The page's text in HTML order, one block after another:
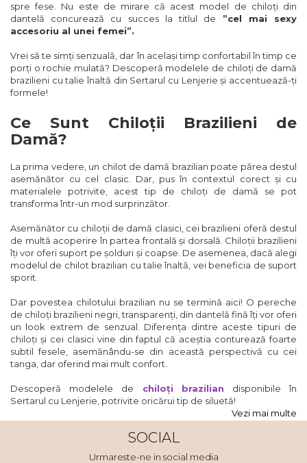
spre fese. Nu este de mirare că acest model de chiloți din
dantelă concurează cu succes la titlul de ”cel mai sexy
accesoriu al unei femei”.
Vrei să te simți senzuală, dar în același timp confortabil în timp ce
porți o rochie mulată? Descoperă modelele de chiloți de damă
brazilieni cu talie înaltă din Sertarul cu Lenjerie și accentuează-ți
formele!
Ce Sunt Chiloții Brazilieni de
Damă?
La prima vedere, un chilot de damă brazilian poate părea destul
asemănător cu cel clasic. Dar, pus în contextul corect și cu
materialele potrivite, acest tip de chiloți de damă se pot
transforma într-un mod surprinzător.
Asemănător cu chiloții de damă clasici, cei brazilieni oferă destul
de multă acoperire în partea frontală și dorsală. Chiloții brazilieni
îți vor oferi suport pe șolduri și coapse. De asemenea, dacă alegi
modelul de chilot brazilian cu talie înaltă, vei beneficia de suport
sporit.
Dar povestea chilotului brazilian nu se termină aici! O pereche
de chiloți brazilieni negri, transparenți, din dantelă fină îți vor oferi
un look extrem de senzual. Diferența dintre aceste tipuri de
chiloți și cei clasici vine din faptul că aceștia conturează foarte
subtil fesele, asemănându-se din această perspectivă cu cei
tanga, dar oferind mai mult confort.
Descoperă modelele de chiloți brazilian disponibile în
Sertarul cu Lenjerie, potrivite oricărui tip de siluetă!
Vezi mai multe
SOCIAL
Urmareste-ne in social media